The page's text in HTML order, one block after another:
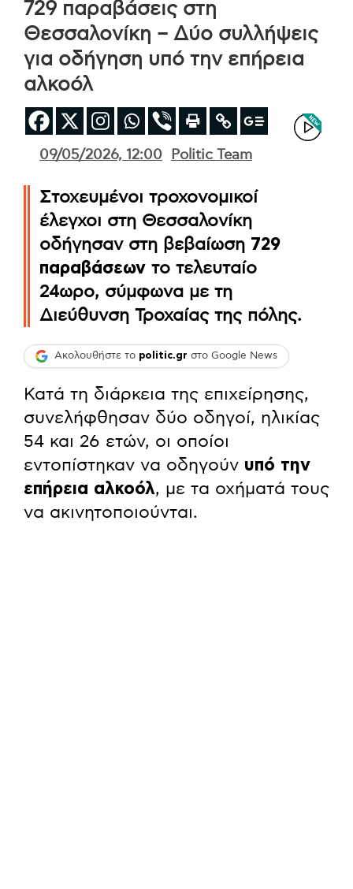
729 παραβάσεις στη
Θεσσαλονίκη – Δύο συλλήψεις
για οδήγηση υπό την επήρεια
αλκοόλ
09/05/2026, 12:00 Politic Team
Στοχευμένοι τροχονομικοί
έλεγχοι στη Θεσσαλονίκη
οδήγησαν στη βεβαίωση 729
παραβάσεων το τελευταίο
24ωρο, σύμφωνα με τη
Διεύθυνση Τροχαίας της πόλης.
Ακολουθήστε το politic.gr στο Google News
Κατά τη διάρκεια της επιχείρησης,
συνελήφθησαν δύο οδηγοί, ηλικίας
54 και 26 ετών, οι οποίοι
εντοπίστηκαν να οδηγούν υπό την
επήρεια αλκοόλ, με τα οχήματά τους
να ακινητοποιούνται.